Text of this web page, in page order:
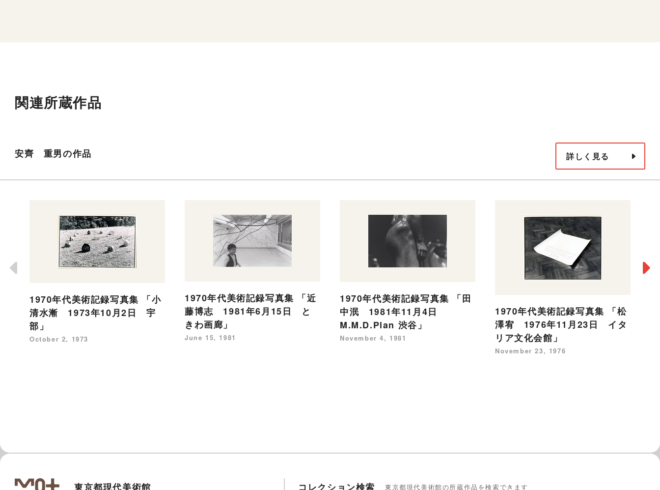
関連所蔵作品
安齊 重男の作品 詳しく見る
1970年代美術記録写真集 「小
清水漸 1973年10月2日 宇
部」
October 2, 1973
1970年代美術記録写真集 「近
藤博志 1981年6月15日 と
きわ画廊」
June 15, 1981
1970年代美術記録写真集 「田
中泯 1981年11月4日
M.M.D.Plan 渋谷」
November 4, 1981
1970年代美術記録写真集 「松
澤宥 1976年11月23日 イタ
リア文化会館」
November 23, 1976
東京都現代美術館 コレクション検索 東京都現代美術館の所蔵作品を検索できます